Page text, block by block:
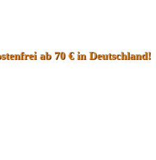
ab 70 € in Deutschland!